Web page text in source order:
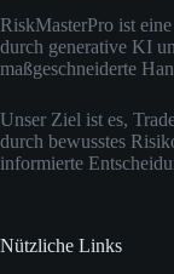
RiskMasterPro ist
durch generative KI
maßgeschneiderte
Unser Ziel ist es,
durch bewusstes
informierte
Nützliche Links